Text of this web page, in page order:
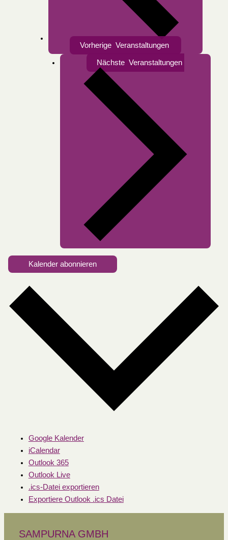
Vorherige Veranstaltungen
Nächste Veranstaltungen
Kalender abonnieren
Google Kalender
iCalendar
Outlook 365
Outlook Live
.ics-Datei exportieren
Exportiere Outlook .ics Datei
SAMPURNA GMBH